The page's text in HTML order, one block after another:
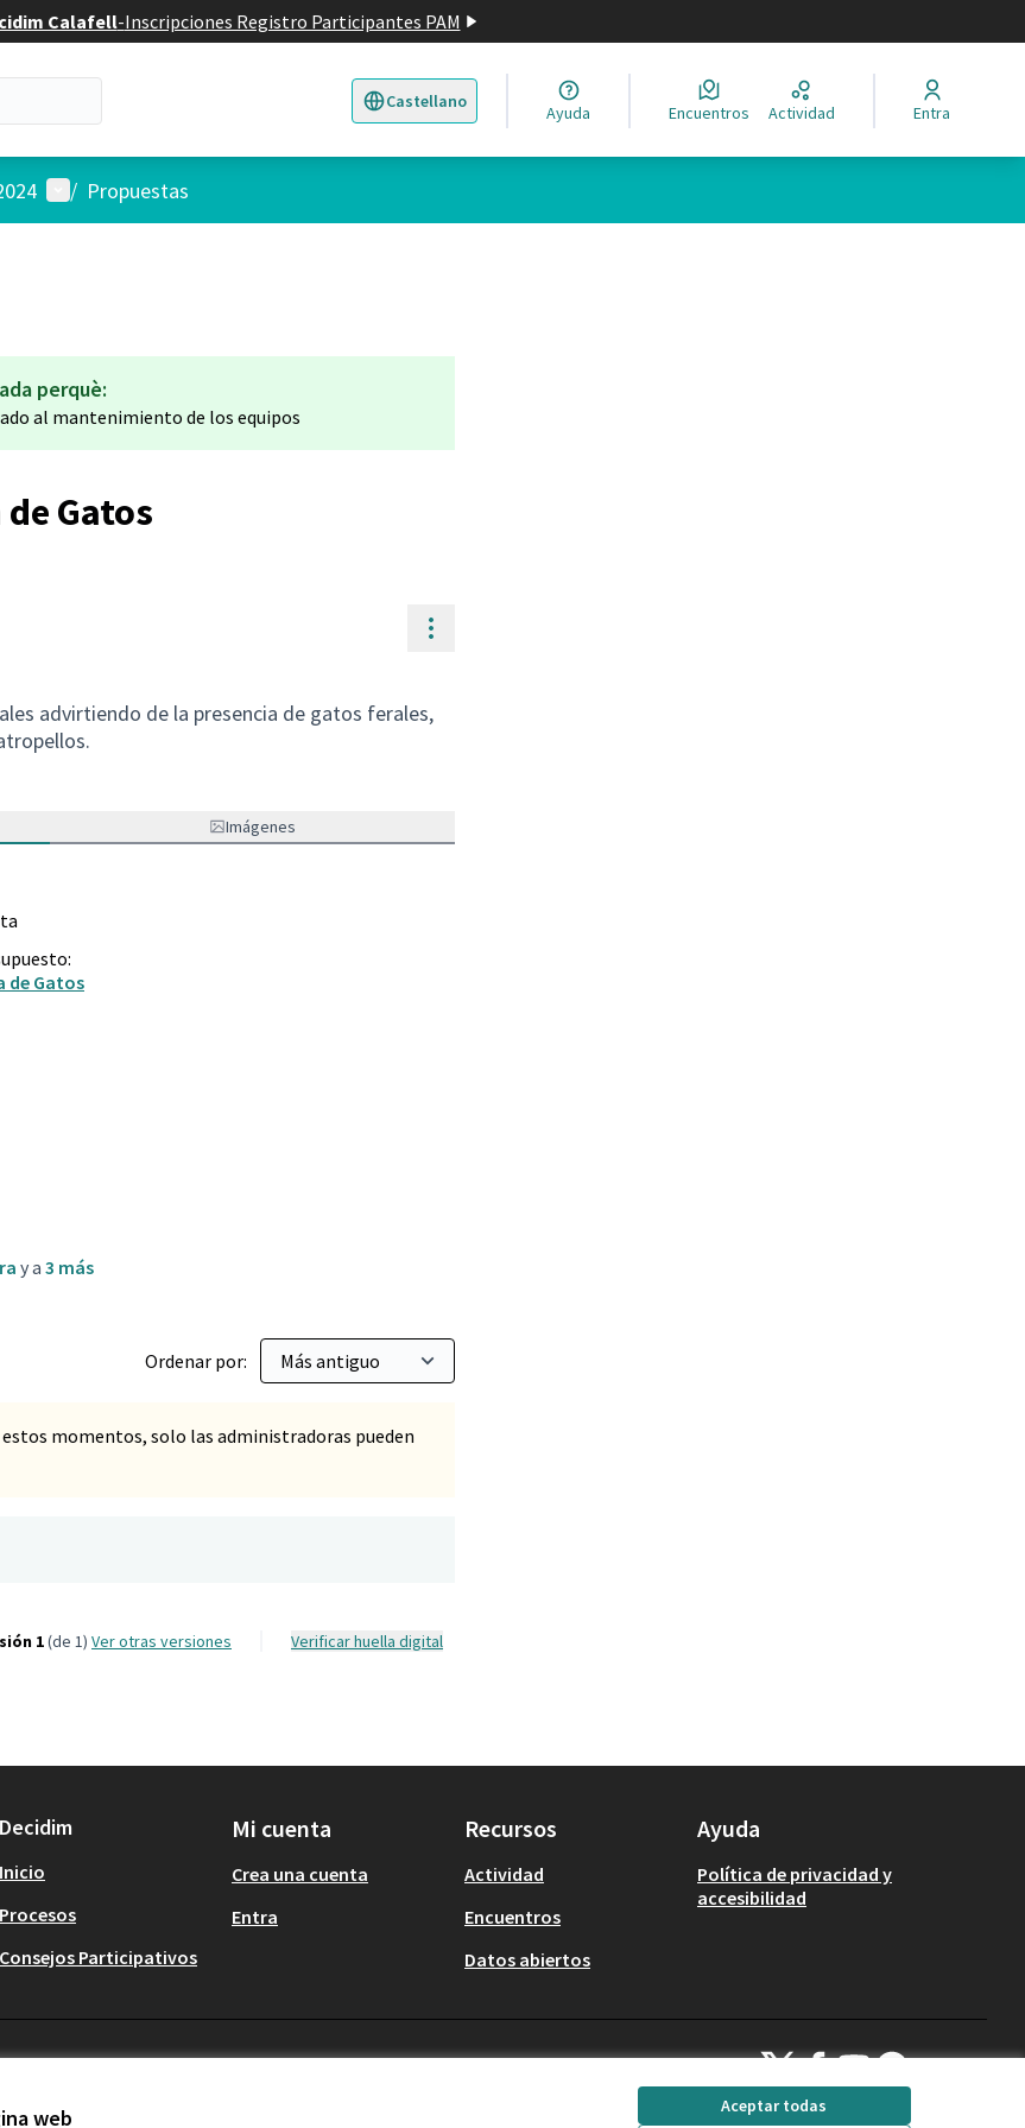
web Aceptar todas
Calafell-Inscripciones Registro Participantes PAM
Castellano
Triar la llengua Elegir el idioma
Ayuda Encuentros Actividad Entra
Menú de usuario
/ Propuestas
perquè:
al mantenimiento de los equipos
Gatos
Controles de recursos
advirtiendo de la presencia de gatos ferales,
Imágenes
de Gatos
y a 3 más
Ordenar por:
momentos, solo las administradoras pueden
1(de 1) ver otras versiones Verificar huella digital
Decidim
Inicio
Procesos
Consejos Participativos
Mi cuenta
Crea una cuenta
Entra
Recursos
Actividad
Encuentros
Datos abiertos
Ayuda
Política de privacidad y
accesibilidad
Decidim Calafell en X
(Enlace externo)
Decidim Calafell en Facebook
(Enlace externo)
Decidim Calafell en
(Enlace externo)
Decidim Calafell en
(Enlace externo)